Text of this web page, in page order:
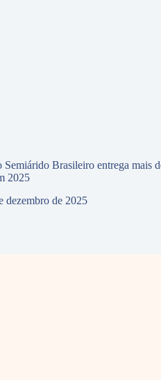
Semiárido Brasileiro entrega mais
2025
dezembro de 2025